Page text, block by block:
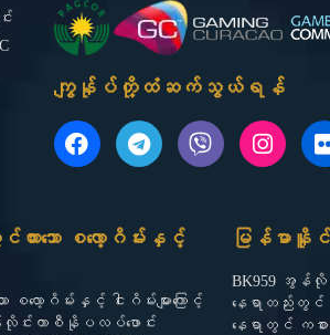
း
ကျွန်ုပ်တို့ထံဆက်သွယ်ရန်
F
a
o
k
T
e
g
r
m
V
i
I
n
a
g
r
a
m
l
k
r
ားသော စလော့ဂိမ်းနှင့်
ာ့ဂိမ်းနှင့် ငါးဂိမ်းများကြောင့်
င်းကာစီနိုပလပ်ဖောင်း
မြန်မာနိူ
BK959 အွန်
နေရာတည်း
နေရာတွင် ကစား